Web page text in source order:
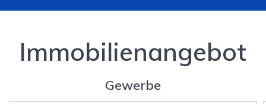
Immobilien­angebot
Gewerbe